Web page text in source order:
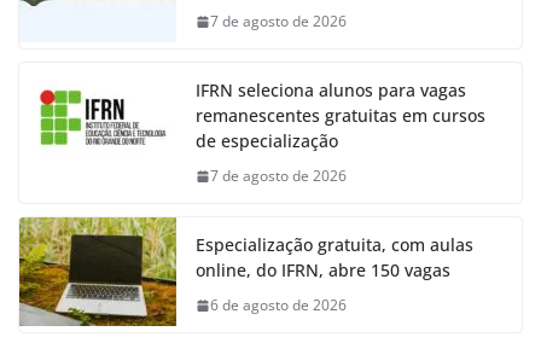
7 de agosto de 2026
IFRN seleciona alunos para vagas
remanescentes gratuitas em cursos
de especialização
7 de agosto de 2026
Especialização gratuita, com aulas
online, do IFRN, abre 150 vagas
6 de agosto de 2026